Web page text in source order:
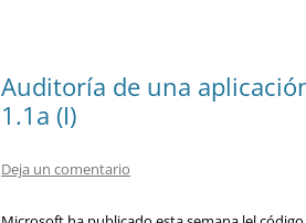
Auditoría de una
1.1a (I)
Deja un comentario